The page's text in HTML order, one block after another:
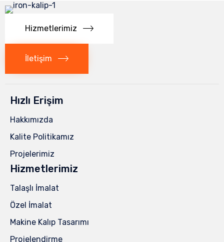
Hizmetlerimiz
İletişim
Hızlı Erişim
Hakkımızda
Kalite Politikamız
Projelerimiz
Hizmetlerimiz
Talaşlı İmalat
Özel İmalat
Makine Kalıp Tasarımı
Projelendirme